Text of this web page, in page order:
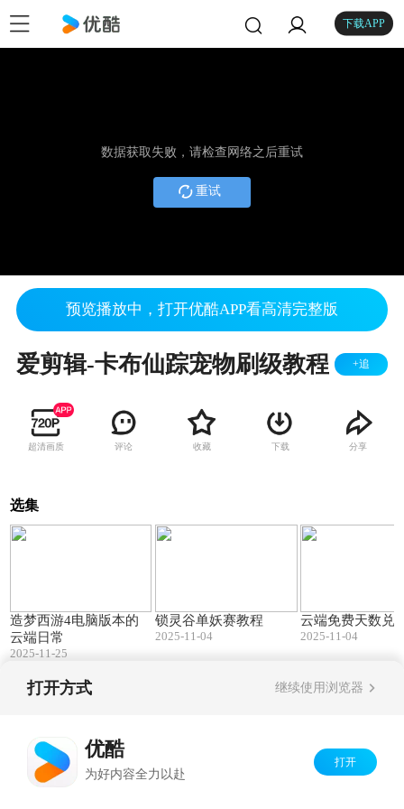
下载APP
数据获取失败，请检查网络之后重试
重试
预览播放中，打开优酷APP看高清完整版
爱剪辑-卡布仙踪宠物刷级教程 +追
超清画质 评论 收藏 下载 分享
选集
造梦西游4电脑版本的
云端日常
2025-11-25
锁灵谷单妖赛教程
2025-11-04
云端免费天数兑
2025-11-04
打开方式 继续使用浏览器
优酷
为好内容全力以赴
打开